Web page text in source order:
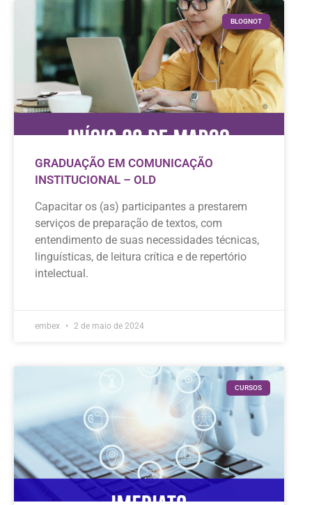
BLOGNOT
GRADUAÇÃO EM COMUNICAÇÃO
INSTITUCIONAL – OLD
Capacitar os (as) participantes a prestarem
serviços de preparação de textos, com
entendimento de suas necessidades técnicas,
linguísticas, de leitura crítica e de repertório
intelectual.
embex 2 de maio de 2024
CURSOS